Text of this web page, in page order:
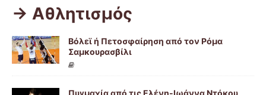
-> Αθλητισμός
Βόλεϊ ή Πετοσφαίρηση από τον Ρόμα
Σαμκουρασβίλι